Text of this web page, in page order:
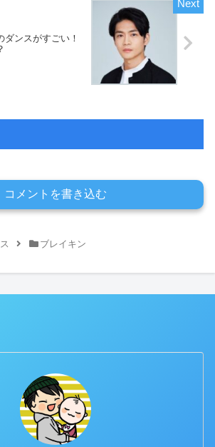
ダンスがすごい！
コメントを書き込む
ブレイキン